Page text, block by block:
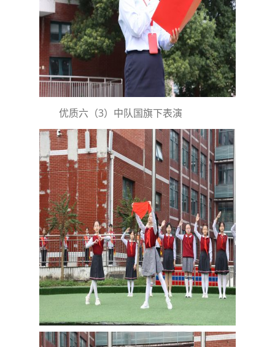
优质六（3）中队国旗下表演